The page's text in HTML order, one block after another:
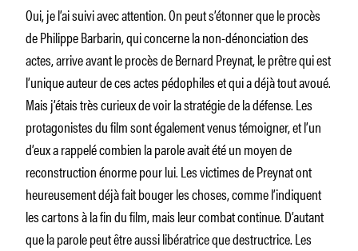
Oui, je l’ai suivi avec attention. On peut s’étonner que le procès
de Philippe Barbarin, qui concerne la non-dénonciation des
actes, arrive avant le procès de Bernard Preynat, le prêtre qui est
l’unique auteur de ces actes pédophiles et qui a déjà tout avoué.
Mais j’étais très curieux de voir la stratégie de la défense. Les
protagonistes du film sont également venus témoigner, et l’un
d’eux a rappelé combien la parole avait été un moyen de
reconstruction énorme pour lui. Les victimes de Preynat ont
heureusement déjà fait bouger les choses, comme l’indiquent
les cartons à la fin du film, mais leur combat continue. D’autant
que la parole peut être aussi libératrice que destructrice. Les